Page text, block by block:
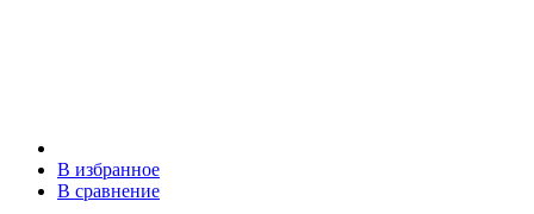
В избранное
В сравнение